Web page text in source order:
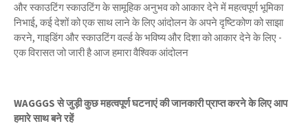
और स्काउटिंग स्काउटिंग के सामूहिक अनुभव को आकार देने में महत्वपूर्ण भूमिका
निभाई, कई देशों को एक साथ लाने के लिए आंदोलन के अपने दृष्टिकोण को साझा
करने, गाइडिंग और स्काउटिंग वर्ल्ड के भविष्य और दिशा को आकार देने के लिए -
एक विरासत जो जारी है आज हमारा वैश्विक आंदोलन
WAGGGS से जुड़ी कुछ महत्वपूर्ण घटनाएं की जानकारी प्राप्त करने के लिए आप
हमारे साथ बने रहें